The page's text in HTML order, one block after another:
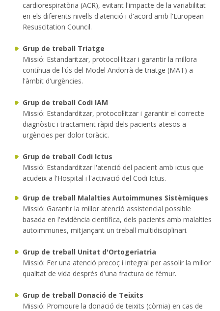
cardiorespiratòria (ACR), evitant l'impacte de la variabilitat
en els diferents nivells d'atenció i d'acord amb l'European
Resuscitation Council.
Grup de treball Triatge
Missió: Estandaritzar, protocol·litzar i garantir la millora
contínua de l'ús del Model Andorrà de triatge (MAT) a
l'àmbit d'urgències.
Grup de treball Codi IAM
Missió: Estandarditzar, protocol·litzar i garantir el correcte
diagnòstic i tractament ràpid dels pacients atesos a
urgències per dolor toràcic.
Grup de treball Codi Ictus
Missió: Estandarditzar l'atenció del pacient amb ictus que
acudeix a l'Hospital i l'activació del Codi Ictus.
Grup de treball Malalties Autoimmunes Sistèmiques
Missió: Garantir la millor atenció assistencial possible
basada en l'evidència científica, dels pacients amb malalties
autoimmunes, mitjançant un treball multidisciplinari.
Grup de treball Unitat d'Ortogeriatria
Missió: Fer una atenció precoç i integral per assolir la millor
qualitat de vida després d'una fractura de fèmur.
Grup de treball Donació de Teixits
Missió: Promoure la donació de teixits (còrnia) en cas de